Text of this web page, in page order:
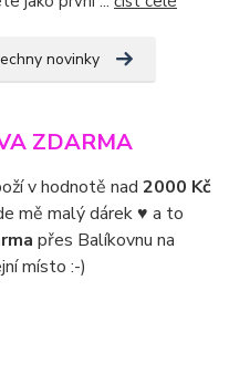
novinky
ZDARMA
v hodnotě nad 2000 Kč
mě malý dárek ♥ a to
přes Balíkovnu na
místo :-)